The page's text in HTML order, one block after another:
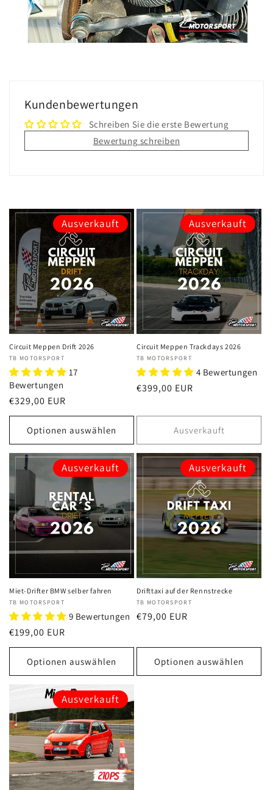
Kundenbewertungen
Schreiben Sie die erste Bewertung
Bewertung schreiben
Ausverkauft
Circuit Meppen Drift 2026
Anbieter:
TB MOTORSPORT
17
Bewertungen
Normaler
Preis
€329,00 EUR
Optionen auswählen
Ausverkauft
Circuit Meppen Trackdays 2026
Anbieter:
TB MOTORSPORT
4 Bewertungen
Normaler
€399,00 EUR
Ausverkauft
Ausverkauft
Miet-Drifter BMW selber fahren
Anbieter:
TB MOTORSPORT
9 Bewertungen
Normaler
Preis
€199,00 EUR
Optionen auswählen
Ausverkauft
Drifttaxi auf der Rennstrecke
Anbieter:
TB MOTORSPORT
Normaler
€79,00 EUR
Optionen auswählen
Ausverkauft